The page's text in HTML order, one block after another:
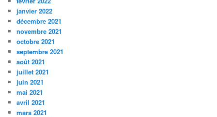
janvier 2022
décembre 2021
novembre 2021
octobre 2021
septembre 2021
août 2021
juillet 2021
juin 2021
mai 2021
avril 2021
mars 2021